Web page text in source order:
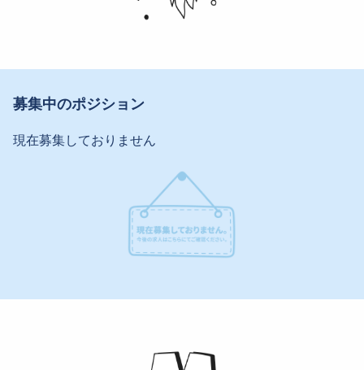
募集中のポジション
現在募集しておりません